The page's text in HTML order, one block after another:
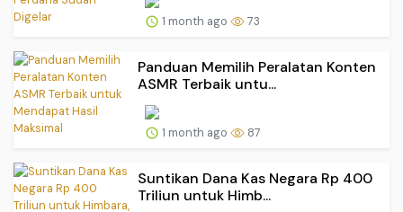
1 month ago 73
Panduan Memilih Peralatan Konten
ASMR Terbaik untu...
1 month ago 87
Suntikan Dana Kas Negara Rp 400
Triliun untuk Himb...